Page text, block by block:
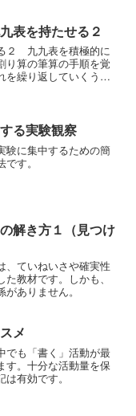
表を持たせる２
２ 九九表を積極的に
り算の筆算の手順を覚
繰り返していくうち
も習得して...
る実験観察
験に集中するための簡
す。
解き方１（見つけ
、ていねいさや確実性
教材です。しかも、
ありません。
メ
でも「書く」活動が最
す。十分な活動量を保
有効です。